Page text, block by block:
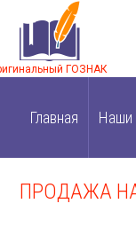
ГОЗНАК
Главная Наши
ПРОДАЖА